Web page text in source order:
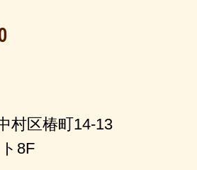
村区椿町14-13
8F